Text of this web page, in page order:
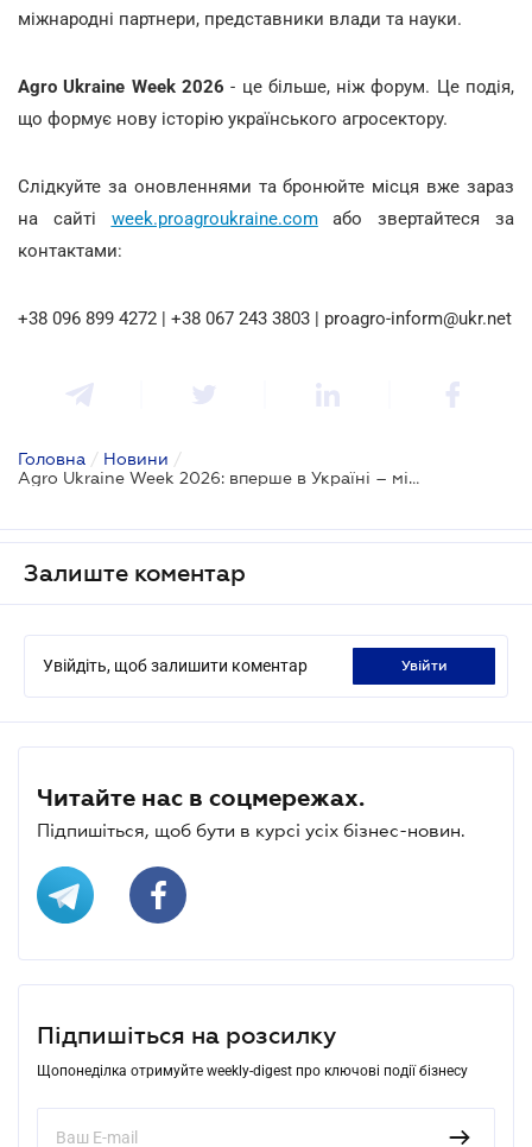
міжнародні партнери, представники влади та науки.
Agro Ukraine Week 2026 - це більше, ніж форум. Це подія,
що формує нову історію українського агросектору.
Слідкуйте за оновленнями та бронюйте місця вже зараз
на сайті week.proagroukraine.comабо звертайтеся за
контактами:
+38 096 899 4272 | +38 067 243 3803 | proagro-inform@ukr.net
Головна / Новини /
Agro Ukraine Week 2026: вперше в Україні – міжнародний аграрний тиждень!
Залиште коментар
Увійдіть, щоб залишити коментар увійти
Читайте нас в соцмережах.
Підпишіться, щоб бути в курсі усіх бізнес-новин.
Підпишіться на розсилку
Щопонеділка отримуйте weekly-digest про ключові події бізнесу